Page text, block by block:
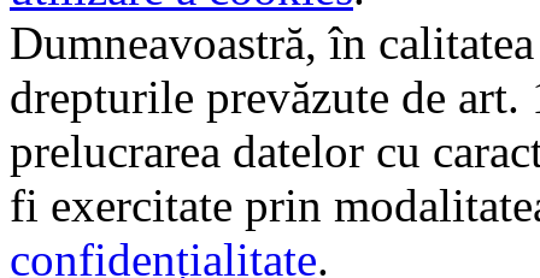
Dumneavoastră, în
drepturile prevăzute de
prelucrarea datelor cu
fi exercitate prin
confidențialitate.